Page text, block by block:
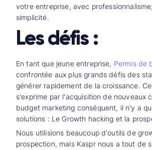
votre entreprise, avec
simplicité.
Les défis :
En tant que jeune entreprise, Permis de
confrontée aux plus grands défis des
générer rapidement de la croissance.
s'exprime par l'acquisition de nouveaux
budget marketing conséquent, il n'y a
solutions : Le Growth hacking et la
Nous utilisions beaucoup d'outils de
prospection, mais Kaspr nous a tout de